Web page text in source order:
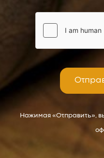
Нажимая «Отправить»,